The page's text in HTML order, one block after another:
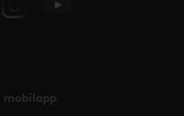
mobilapp